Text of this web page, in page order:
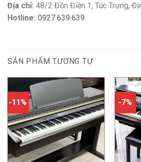
Địa chỉ: 48/2 Đồn Điền 1, Túc Trưng,
Hotline: 0927.639.639
SẢN PHẨM TƯƠNG TỰ
-11% -7%